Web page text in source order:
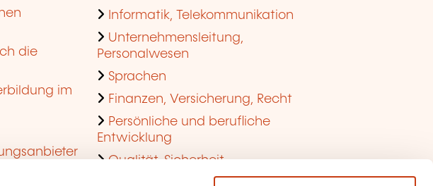
die
im
Informatik, Telekommunikation
Unternehmensleitung,
Personalwesen
Sprachen
Finanzen, Versicherung, Recht
Persönliche und berufliche
Entwicklung
Qualität, Sicherheit